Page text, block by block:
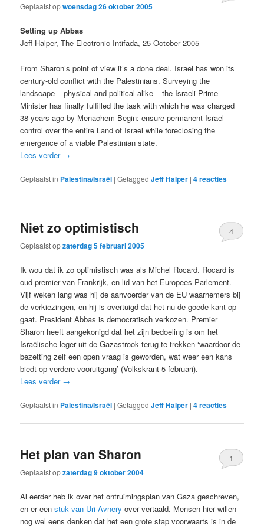
Geplaatst opwoensdag 26 oktober 2005
Setting up Abbas
Jeff Halper, The Electronic Intifada, 25 October 2005
From Sharon’s point of view it’s a done deal. Israel has won its
century-old conflict with the Palestinians. Surveying the
landscape – physical and political alike – the Israeli Prime
Minister has finally fulfilled the task with which he was charged
38 years ago by Menachem Begin: ensure permanent Israel
control over the entire Land of Israel while foreclosing the
emergence of a viable Palestinian state.
Lees verder →
Geplaatst in Palestina/Israël |Getagged Jeff Halper |4reacties
Niet zo optimistisch
Geplaatst opzaterdag 5 februari 2005
4
Ik wou dat ik zo optimistisch was als Michel Rocard. Rocard is
oud-premier van Frankrijk, en lid van het Europees Parlement.
Vijf weken lang was hij de aanvoerder van de EU waarnemers bij
de verkiezingen, en hij is overtuigd dat het nu de goede kant op
gaat. President Abbas is democratisch verkozen. Premier
Sharon heeft aangekonigd dat het zijn bedoeling is om het
Israëlische leger uit de Gazastrook terug te trekken ‘waardoor de
bezetting zelf een open vraag is geworden, wat weer een kans
biedt op verdere vooruitgang’ (Volkskrant 5 februari).
Lees verder →
Geplaatst in Palestina/Israël |Getagged Jeff Halper |4reacties
Het plan van Sharon
Geplaatst opzaterdag 9 oktober 2004
1
Al eerder heb ik over het ontruimingsplan van Gaza geschreven,
en er eenstuk van Uri Avneryover vertaald. Mensen hier willen
nog wel eens denken dat het een grote stap voorwaarts is in de